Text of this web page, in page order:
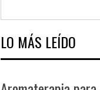
LO MÁS LEÍDO